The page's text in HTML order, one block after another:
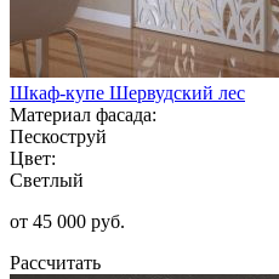
Шкаф-купе Шервудский лес
Материал фасада:
Пескоструй
Цвет:
Светлый
от 45 000 руб.
Рассчитать